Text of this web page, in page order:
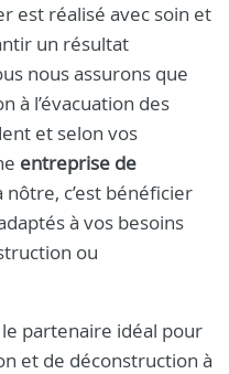
est réalisé avec soin et
un résultat
nous assurons que
à l’évacuation des
et selon vos
entreprise de
nôtre, c’est bénéficier
à vos besoins
ou
partenaire idéal pour
et de déconstruction à